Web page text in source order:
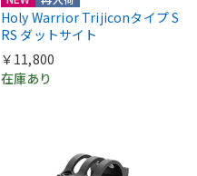
Holy Warrior Trijiconタイプ S
RS ダットサイト
￥11,800
在庫あり